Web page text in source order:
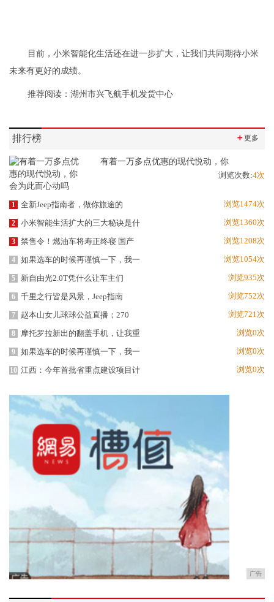
目前，小米智能化生活还在进一步扩大，让我们共同期待小米
未来有更好的成绩。
推荐阅读： 湖州市兴飞航手机发货中心
排行榜 ＋更多
有着一万多点优惠的现代悦动，你
浏览次数:4次
1 全新Jeep指南者，做你旅途的 浏览1474次
2 小米智能生活扩大的三大秘诀是什 浏览1360次
3 禁售令！燃油车将寿正终寝 国产 浏览1208次
4 如果选车的时候再谨慎一下，我一 浏览1054次
5 新自由光2.0T凭什么让车主们 浏览935次
6 千里之行皆是风景，Jeep指南 浏览752次
7 赵本山女儿球球公益直播；270 浏览721次
8 摩托罗拉新出的翻盖手机，让我重 浏览0次
9 如果选车的时候再谨慎一下，我一 浏览0次
10 江西：今年首批省重点建设项目计 浏览0次
广告